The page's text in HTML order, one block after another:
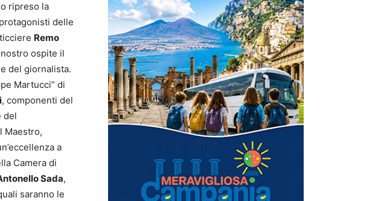
ripreso la
delle
Remo
ospite il
del giornalista.
Martucci” di
, componenti del
del
Maestro,
a
Camera di
Sada,
saranno le